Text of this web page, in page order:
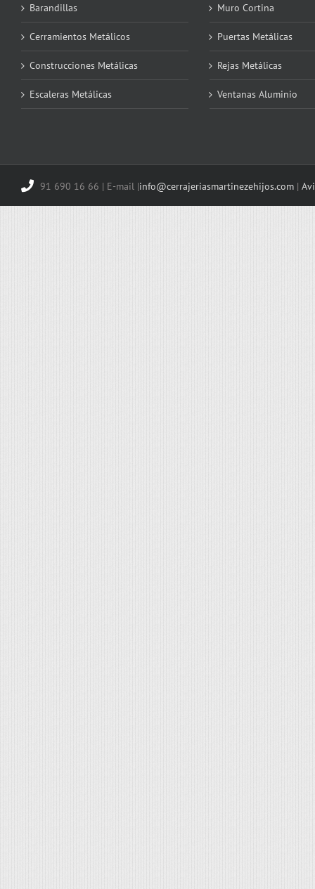
Barandillas
Cerramientos Metálicos
Construcciones Metálicas
Escaleras Metálicas
Muro Cortina
Puertas Metálicas
Rejas Metálicas
Ventanas Aluminio
91 690 16 66 | E-mail |info@cerrajeriasmartinezehijos.com |